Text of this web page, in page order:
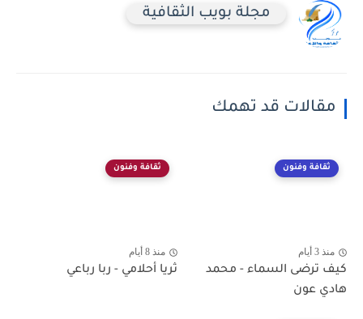
مجلة بويب الثقافية
مقالات قد تهمك
ثقافة وفنون
منذ 3 أيام
كيف ترضى السماء - محمد
هادي عون
ثقافة وفنون
منذ 8 أيام
ثريا أحلامي - ربا رباعي